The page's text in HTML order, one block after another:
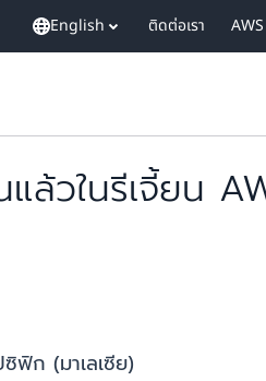
English ติดต่อเรา
ล้วในรีเจี้ยน
ฟิก (มาเลเซีย)